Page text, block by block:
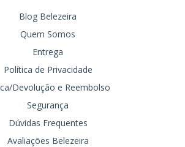
Blog Belezeira
Quem Somos
Entrega
Política de Privacidade
Devolução e Reembolso
Segurança
Dúvidas Frequentes
Avaliações Belezeira